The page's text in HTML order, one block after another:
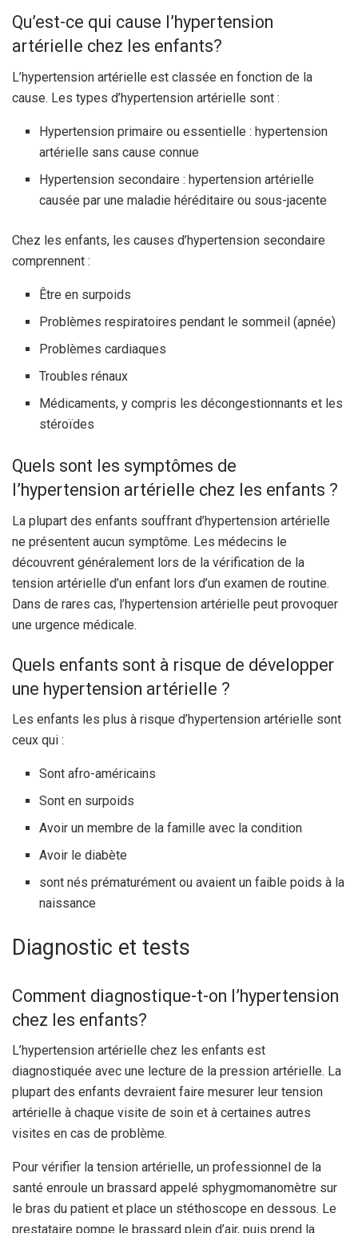
Qu’est-ce qui cause l’hypertension
artérielle chez les enfants?
L’hypertension artérielle est classée en fonction de la
cause. Les types d’hypertension artérielle sont :
Hypertension primaire ou essentielle : hypertension
artérielle sans cause connue
Hypertension secondaire : hypertension artérielle
causée par une maladie héréditaire ou sous-jacente
Chez les enfants, les causes d’hypertension secondaire
comprennent :
Être en surpoids
Problèmes respiratoires pendant le sommeil (apnée)
Problèmes cardiaques
Troubles rénaux
Médicaments, y compris les décongestionnants et les
stéroïdes
Quels sont les symptômes de
l’hypertension artérielle chez les enfants ?
La plupart des enfants souffrant d’hypertension artérielle
ne présentent aucun symptôme. Les médecins le
découvrent généralement lors de la vérification de la
tension artérielle d’un enfant lors d’un examen de routine.
Dans de rares cas, l’hypertension artérielle peut provoquer
une urgence médicale.
Quels enfants sont à risque de développer
une hypertension artérielle ?
Les enfants les plus à risque d’hypertension artérielle sont
ceux qui :
Sont afro-américains
Sont en surpoids
Avoir un membre de la famille avec la condition
Avoir le diabète
sont nés prématurément ou avaient un faible poids à la
naissance
Diagnostic et tests
Comment diagnostique-t-on l’hypertension
chez les enfants?
L’hypertension artérielle chez les enfants est
diagnostiquée avec une lecture de la pression artérielle. La
plupart des enfants devraient faire mesurer leur tension
artérielle à chaque visite de soin et à certaines autres
visites en cas de problème.
Pour vérifier la tension artérielle, un professionnel de la
santé enroule un brassard appelé sphygmomanomètre sur
le bras du patient et place un stéthoscope en dessous. Le
prestataire pompe le brassard plein d’air, puis prend la